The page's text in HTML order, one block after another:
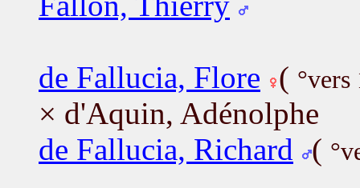
de Fallucia, Flore (
× d'Aquin, Adénolphe
de Fallucia, Richard
(